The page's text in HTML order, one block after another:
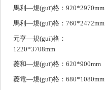
馬利—規(guī)格：920*2970mm
馬利—規(guī)格：760*2472mm
元亨—規(guī)格：
1220*3708mm
菱和—規(guī)格：620*900mm
菱電—規(guī)格：680*1080mm